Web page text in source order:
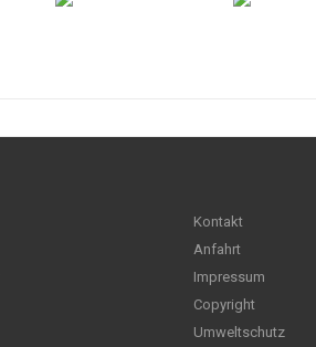
Kontakt
Anfahrt
Impressum
Copyright
Umweltschutz